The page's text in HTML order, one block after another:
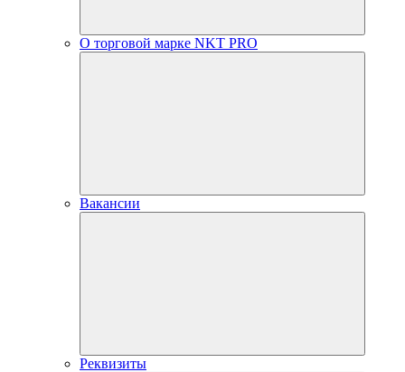
О торговой марке NKT PRO
Вакансии
Реквизиты